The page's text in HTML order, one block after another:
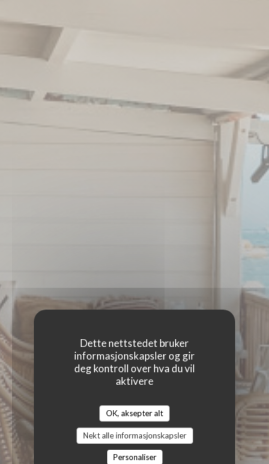
Dette nettstedet bruker
informasjonskapsler og gir
deg kontroll over hva du vil
aktivere
OK, aksepter alt
Nekt alle informasjonskapsler
Personaliser